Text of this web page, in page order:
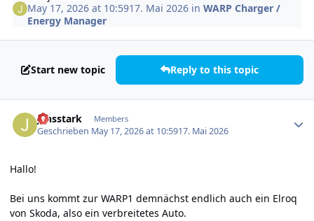
May 17, 2026 at 10:5917. Mai 2026 inWARP Charger /
Energy Manager
Start new topic Reply to this topic
jensstark Members
Geschrieben May 17, 2026 at 10:5917. Mai 2026
Hallo!
Bei uns kommt zur WARP1 demnächst endlich auch ein Elroq
von Skoda, also ein verbreitetes Auto.